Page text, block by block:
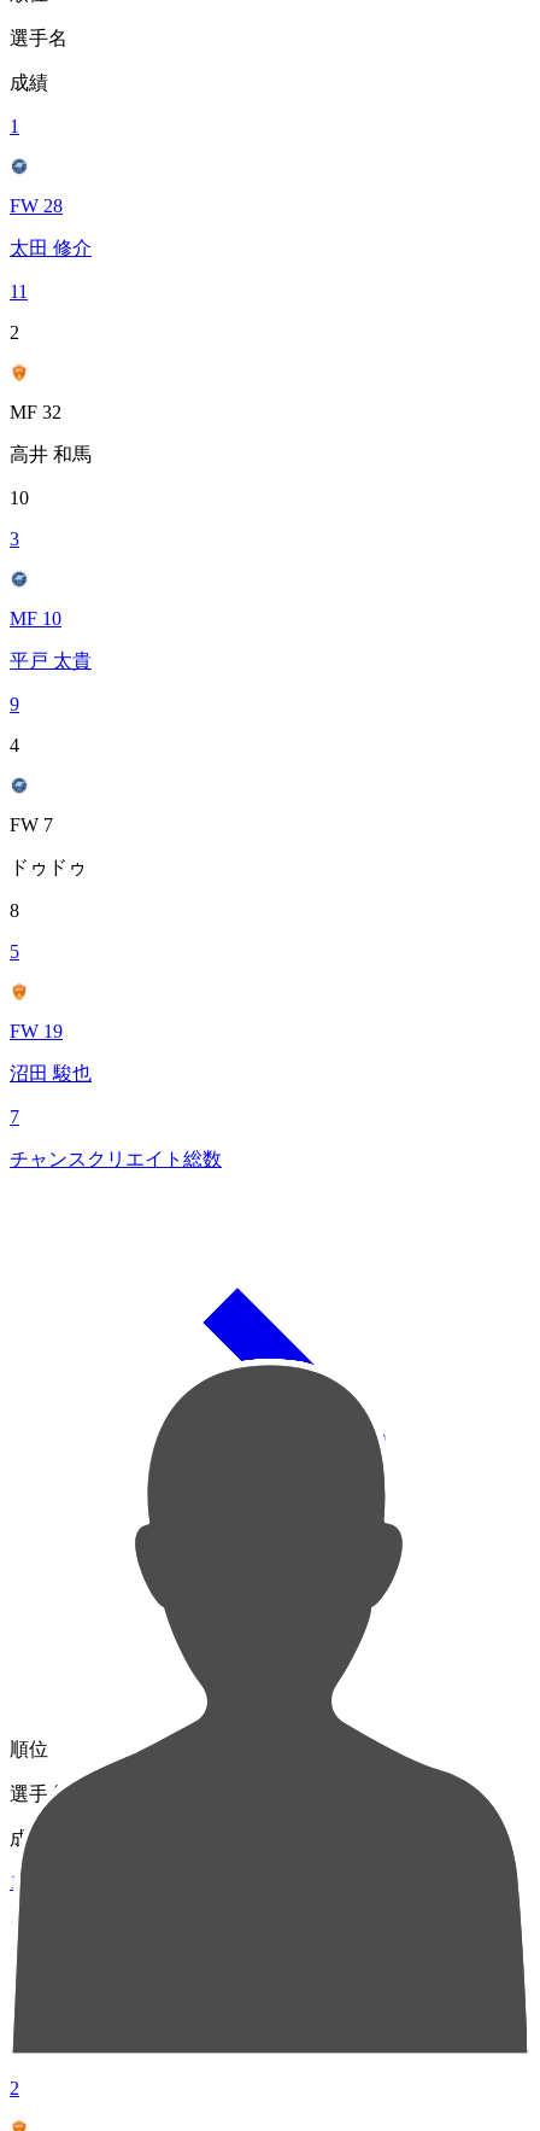
選手名
成績
1
FW 28
太田 修介
11
2
MF 32
高井 和馬
10
3
MF 10
平戸 太貴
9
4
FW 7
ドゥドゥ
8
5
FW 19
沼田 駿也
7
チャンスクリエイト総数
順位
選手名
成績
1
MF 10
平戸 太貴
90
2